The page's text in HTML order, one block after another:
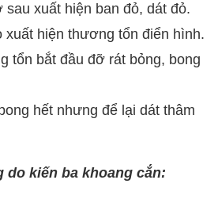
sau xuất hiện ban đỏ, dát đỏ.
xuất hiện thương tổn điển hình.
tổn bắt đầu đỡ rát bỏng, bong
hết nhưng để lại dát thâm
do kiến ba khoang cắn: